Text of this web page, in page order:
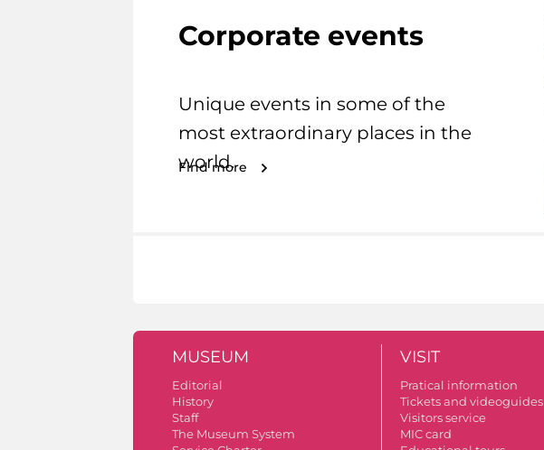
Corporate events
Unique events in some of the
most extraordinary places in the
world.
Find more
MUSEUM
Editorial
History
Staff
The Museum System
VISIT
Pratical information
Tickets and videoguides
Visitors service
MIC card